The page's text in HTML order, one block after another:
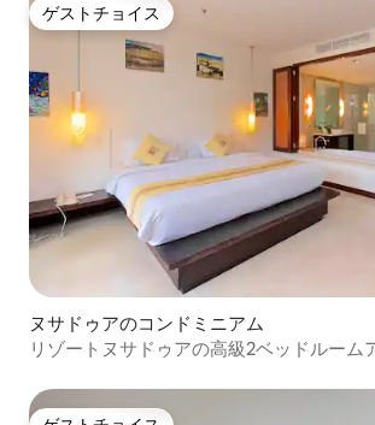
ゲストチョイス
ゲストチョイス
ヌサドゥアのコンドミニアム
リゾートヌサドゥアの高級2ベッドルーム